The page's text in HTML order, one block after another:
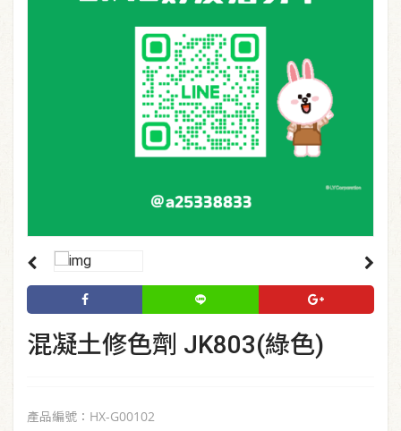
混凝土修色劑 JK803(綠色)
產品編號：HX-G00102